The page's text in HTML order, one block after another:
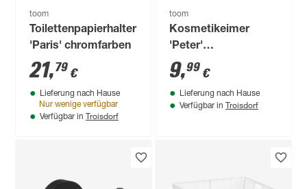
toom
Toilettenpapierhalter
'Paris' chromfarben
21,79 €
Lieferung nach Hause
Nur wenige verfügbar
Verfügbar in Troisdorf
toom
Kosmetikeimer
'Peter'
edelstahlfarben 3 l
9,99 €
Lieferung nach Hause
Verfügbar in Troisdorf